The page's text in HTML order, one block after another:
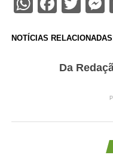
NOTÍCIAS
Da